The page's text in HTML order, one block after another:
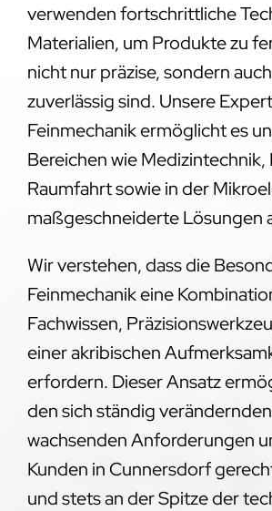
verwenden fortschrittliche
Materialien, um Produkte zu
nicht nur präzise, sondern
zuverlässig sind. Unsere
Feinmechanik ermöglicht es
Bereichen wie
Raumfahrt sowie in der
maßgeschneiderte Lösungen
Wir verstehen, dass die
Feinmechanik eine
Fachwissen,
einer akribischen
erfordern. Dieser Ansatz
den sich ständig
wachsenden Anforderungen
Kunden in Cunnersdorf
und stets an der Spitze der